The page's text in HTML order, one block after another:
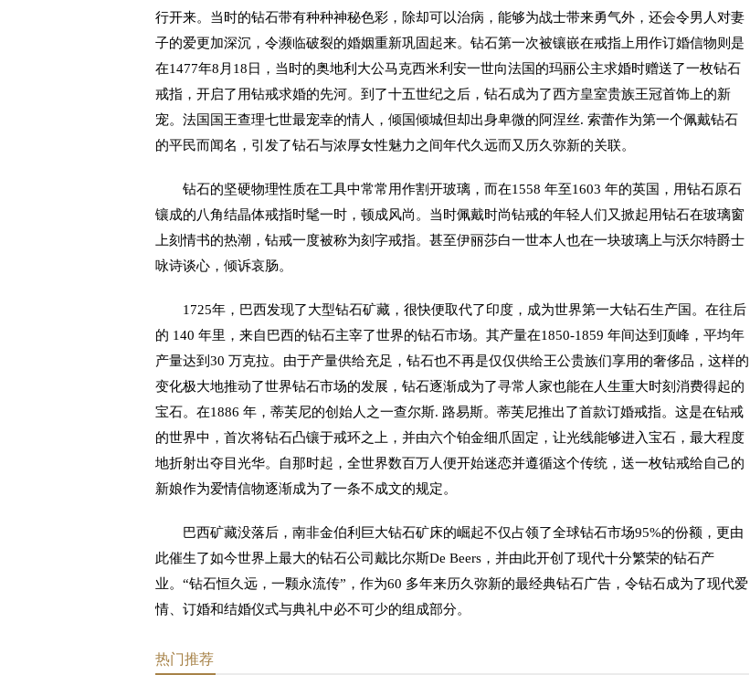
行开来。当时的钻石带有种种神秘色彩，除却可以治病，能够为战士带来勇气外，还会令男人对妻
子的爱更加深沉，令濒临破裂的婚姻重新巩固起来。钻石第一次被镶嵌在戒指上用作订婚信物则是
在1477年8月18日，当时的奥地利大公马克西米利安一世向法国的玛丽公主求婚时赠送了一枚钻石
戒指，开启了用钻戒求婚的先河。到了十五世纪之后，钻石成为了西方皇室贵族王冠首饰上的新
宠。法国国王查理七世最宠幸的情人，倾国倾城但却出身卑微的阿涅丝. 索蕾作为第一个佩戴钻石
的平民而闻名，引发了钻石与浓厚女性魅力之间年代久远而又历久弥新的关联。
钻石的坚硬物理性质在工具中常常用作割开玻璃，而在1558 年至1603 年的英国，用钻石原石
镶成的八角结晶体戒指时髦一时，顿成风尚。当时佩戴时尚钻戒的年轻人们又掀起用钻石在玻璃窗
上刻情书的热潮，钻戒一度被称为刻字戒指。甚至伊丽莎白一世本人也在一块玻璃上与沃尔特爵士
咏诗谈心，倾诉哀肠。
1725年，巴西发现了大型钻石矿藏，很快便取代了印度，成为世界第一大钻石生产国。在往后
的 140 年里，来自巴西的钻石主宰了世界的钻石市场。其产量在1850-1859 年间达到顶峰，平均年
产量达到30 万克拉。由于产量供给充足，钻石也不再是仅仅供给王公贵族们享用的奢侈品，这样的
变化极大地推动了世界钻石市场的发展，钻石逐渐成为了寻常人家也能在人生重大时刻消费得起的
宝石。在1886 年，蒂芙尼的创始人之一查尔斯. 路易斯。蒂芙尼推出了首款订婚戒指。这是在钻戒
的世界中，首次将钻石凸镶于戒环之上，并由六个铂金细爪固定，让光线能够进入宝石，最大程度
地折射出夺目光华。自那时起，全世界数百万人便开始迷恋并遵循这个传统，送一枚钻戒给自己的
新娘作为爱情信物逐渐成为了一条不成文的规定。
巴西矿藏没落后，南非金伯利巨大钻石矿床的崛起不仅占领了全球钻石市场95%的份额，更由
此催生了如今世界上最大的钻石公司戴比尔斯De Beers，并由此开创了现代十分繁荣的钻石产
业。“钻石恒久远，一颗永流传”，作为60 多年来历久弥新的最经典钻石广告，令钻石成为了现代爱
情、订婚和结婚仪式与典礼中必不可少的组成部分。
热门推荐